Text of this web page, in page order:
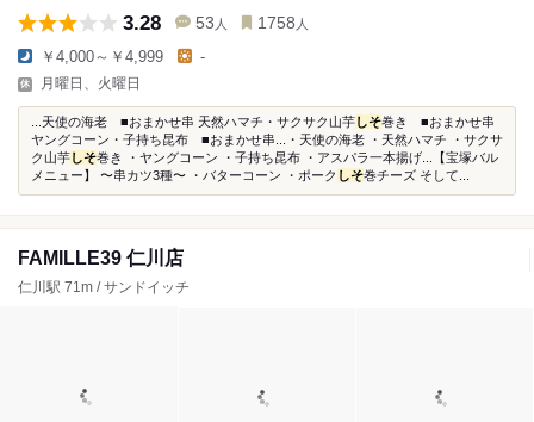
3.28 53 人 1758 人
￥4,000～￥4,999 -
月曜日、火曜日
...天使の海老 ■おまかせ串 天然ハマチ・サクサク山芋 しそ巻き ■おまかせ串
ヤングコーン・子持ち昆布 ■おまかせ串...・天使の海老 ・天然ハマチ ・サクサ
ク山芋 しそ巻き ・ヤングコーン ・子持ち昆布 ・アスパラ一本揚げ...【宝塚バル
メニュー】 〜串カツ3種〜 ・バターコーン ・ポーク しそ巻チーズ そして...
FAMILLE39 仁川店
仁川駅 71m / サンドイッチ